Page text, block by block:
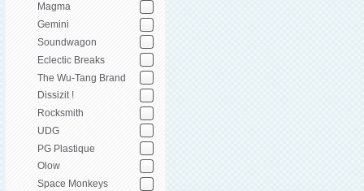
Magma
Gemini
Soundwagon
Eclectic Breaks
The Wu-Tang Brand
Dissizit !
Rocksmith
UDG
PG Plastique
Olow
Space Monkeys